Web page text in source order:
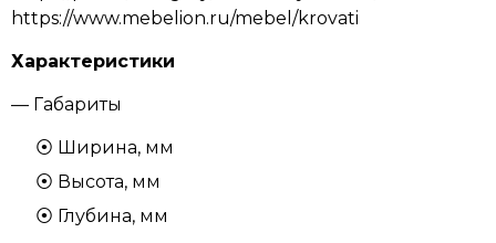
https://www.mebelion.ru/mebel/krovati
Характеристики
— Габариты
Ширина, мм
Высота, мм
Глубина, мм